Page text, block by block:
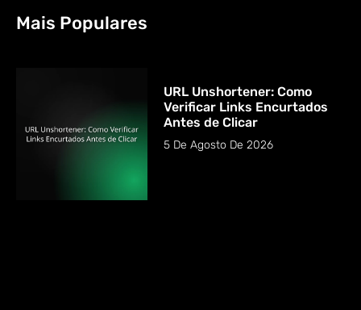
Mais Populares
URL Unshortener: Como
Verificar Links Encurtados
Antes de Clicar
5 De Agosto De 2026